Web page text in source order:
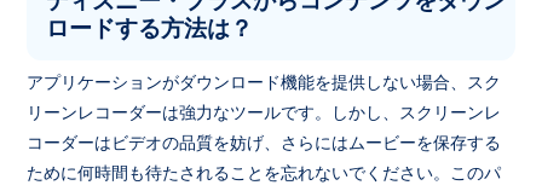
ロードする方法は？
アプリケーションがダウンロード機能を提供しない場合、スク
リーンレコーダーは強力なツールです。しかし、スクリーンレ
コーダーはビデオの品質を妨げ、さらにはムービーを保存する
ために何時間も待たされることを忘れないでください。このパ